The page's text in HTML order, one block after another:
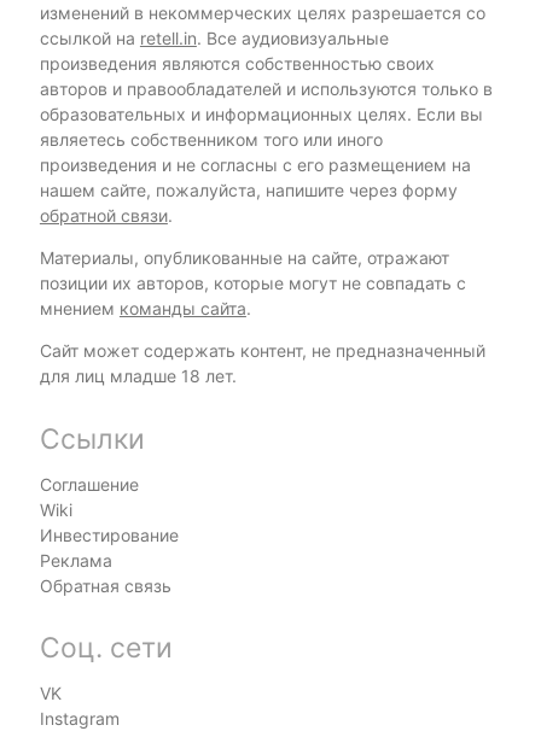
изменений в некоммерческих целях разрешается со
ссылкой на retell.in. Все аудиовизуальные
произведения являются собственностью своих
авторов и правообладателей и используются только в
образовательных и информационных целях. Если вы
являетесь собственником того или иного
произведения и не согласны с его размещением на
нашем сайте, пожалуйста, напишите через форму
обратной связи.
Материалы, опубликованные на сайте, отражают
позиции их авторов, которые могут не совпадать с
мнением команды сайта.
Сайт может содержать контент, не предназначенный
для лиц младше 18 лет.
Ссылки
Соглашение
Wiki
Инвестирование
Реклама
Обратная связь
Соц. сети
VK
Instagram